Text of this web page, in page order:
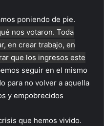
poniendo de pie.
nos votaron. Toda
en crear trabajo, en
que los ingresos este
seguir en el mismo
para no volver a aquella
y empobrecidos
que hemos vivido.